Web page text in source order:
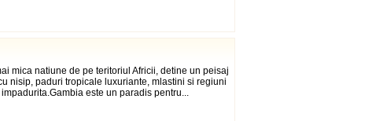
mica natiune de pe teritoriul Africii, detine un peisaj
nisip, paduri tropicale luxuriante, mlastini si regiuni
este un paradis pentru...